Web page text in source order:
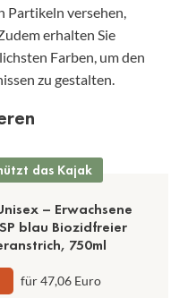
Partikeln versehen,
erhalten Sie
Farben, um den
zu gestalten.
das Kajak
– Erwachsene
blau Biozidfreier
750ml
für 47,06 Euro